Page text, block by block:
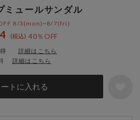
ミュールサンダル
8/3(mon)~8/7(fri)
40％OFF
詳細はこちら
ートに入れる
詳細はこちら